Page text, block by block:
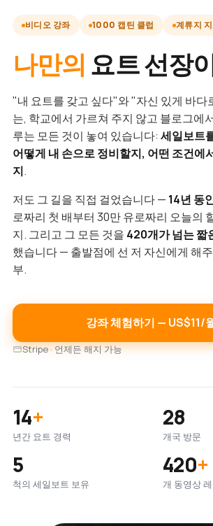
비디오 강좌 1000 캡틴 클럽 계류지
나만의 요트 선장
"내 요트를 갖고 싶다"와 "자신 있게 바다
는, 학교에서 가르쳐 주지 않고 블로그에
루는 모든 것이 놓여 있습니다: 세일보트
어떻게 내 손으로 정비할지, 어떤 조건에
지.
저도 그 길을 직접 걸었습니다 — 14년 동
로짜리 첫 배부터 30만 유로짜리 오늘의
지. 그리고 그 모든 것을 420개가 넘는 짧
했습니다 — 출발점에 선 저 자신에게 해
부.
강좌 체험하기 — US$11/
Stripe · 언제든 해지 가능
14+
년간 요트 경력
28
개국 방문
5
척의 세일보트 보유
420+
개 동영상